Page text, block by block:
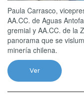
Paula Carrasco,
AA.CC. de Aguas
gremial y AA.CC. de la
panorama que se
minería chilena.
Ver